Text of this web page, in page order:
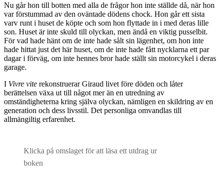
Nu går hon till botten med alla de frågor hon inte ställde då, när hon
var förstummad av den oväntade dödens chock. Hon går ett sista
varv runt i huset de köpte och som hon flyttade in i med deras lille
son. Huset är inte skuld till olyckan, men ändå en viktig pusselbit.
För vad hade hänt om de inte hade sålt sin lägenhet, om hon inte
hade hittat just det här huset, om de inte hade fått nycklarna ett par
dagar i förväg, om inte hennes bror hade ställt sin motorcykel i deras
garage.
I Vivre vite rekonstruerar Giraud livet före döden och låter
berättelsen växa ut till något mer än en utredning av
omständigheterna kring själva olyckan, nämligen en skildring av en
generation och dess livsstil. Det personliga omvandlas till
allmängiltig erfarenhet.
Klicka på omslaget för att läsa ett utdrag ur
boken